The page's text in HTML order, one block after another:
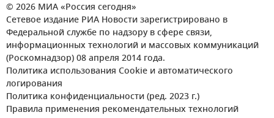
© 2026 МИА «Россия сегодня»
Сетевое издание РИА Новости зарегистрировано в
Федеральной службе по надзору в сфере связи,
информационных технологий и массовых коммуникаций
(Роскомнадзор) 08 апреля 2014 года.
Политика использования Cookie и автоматического
логирования
Политика конфиденциальности (ред. 2023 г.)
Правила применения рекомендательных технологий